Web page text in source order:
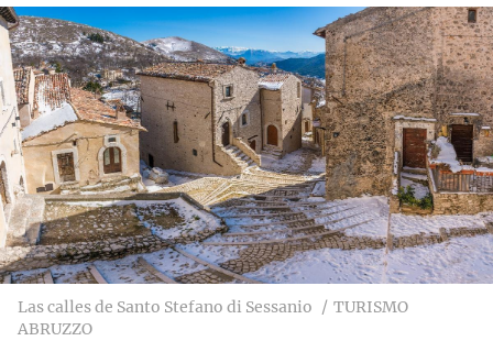
Las calles de Santo Stefano di Sessanio
TURISMO
ABRUZZO